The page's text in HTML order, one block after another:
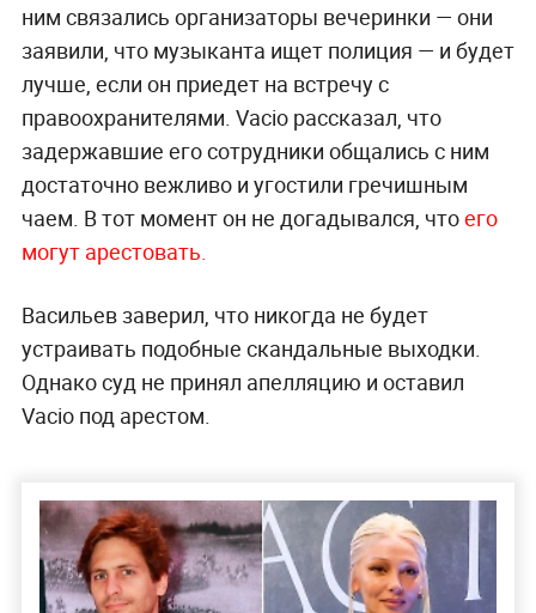
ним связались организаторы вечеринки — они
заявили, что музыканта ищет полиция — и будет
лучше, если он приедет на встречу с
правоохранителями. Vacio рассказал, что
задержавшие его сотрудники общались с ним
достаточно вежливо и угостили гречишным
чаем. В тот момент он не догадывался, чтоего
могут арестовать.
Васильев заверил, что никогда не будет
устраивать подобные скандальные выходки.
Однако суд не принял апелляцию и оставил
Vacio под арестом.